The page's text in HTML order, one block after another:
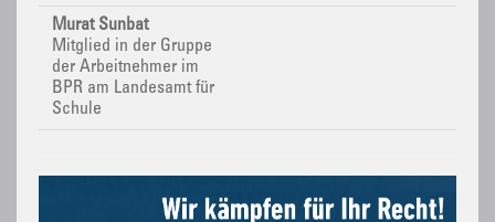
Murat Sunbat
Mitglied in der Gruppe
der Arbeitnehmer im
BPR am Landesamt für
Schule